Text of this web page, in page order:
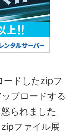
ードしたzipフ
プロードする
られました
ファイル展